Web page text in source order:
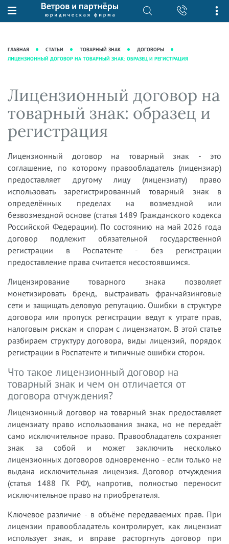
О нас
Рекомендации
Преимущества юридической
фирмы
Кейсы
Вакансии
Юридические услуги
Интеллектуальная собственность
Налоговая практика
Сопровождение бизнеса
Ведение уголовных дел
Защита активов
Ведение дел о банкротстве
База знаний
Журнал "Секреты арбитражной
практики"
Новости
Аудиоподкасты
Видеоподкасты
Справочная
Вопросы-ответы
Вебинары и семинары
Прямые эфиры
ГЛАВНАЯ СТАТЬИ ТОВАРНЫЙ ЗНАК
ДОГОВОРЫ
ЛИЦЕНЗИОННЫЙ ДОГОВОР НА ТОВАРНЫЙ ЗНАК: ОБРАЗЕЦ И РЕГИСТРАЦИЯ
Лицензионный договор на
товарный знак: образец и
регистрация
Лицензионный договор на товарный знак - это
соглашение, по которому правообладатель (лицензиар)
предоставляет другому лицу (лицензиату) право
использовать зарегистрированный товарный знак в
определённых пределах на возмездной или
безвозмездной основе (статья 1489 Гражданского кодекса
Российской Федерации). По состоянию на май 2026 года
договор подлежит обязательной государственной
регистрации в Роспатенте - без регистрации
предоставление права считается несостоявшимся.
Лицензирование товарного знака позволяет
монетизировать бренд, выстраивать франчайзинговые
сети и защищать деловую репутацию. Ошибки в структуре
договора или пропуск регистрации ведут к утрате прав,
налоговым рискам и спорам с лицензиатом. В этой статье
разбираем структуру договора, виды лицензий, порядок
регистрации в Роспатенте и типичные ошибки сторон.
Что такое лицензионный договор на
товарный знак и чем он отличается от
договора отчуждения?
Лицензионный договор на товарный знак предоставляет
лицензиату право использования знака, но не передаёт
само исключительное право. Правообладатель сохраняет
знак за собой и может заключить несколько
лицензионных договоров одновременно - если только не
выдана исключительная лицензия. Договор отчуждения
(статья 1488 ГК РФ), напротив, полностью переносит
исключительное право на приобретателя.
Ключевое различие - в объёме передаваемых прав. При
лицензии правообладатель контролирует, как лицензиат
использует знак, и вправе расторгнуть договор при